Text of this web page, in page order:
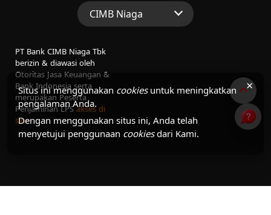
×
Situs ini menggunakan cookiesuntuk meningkatkan
pengalaman Anda.
Dengan menggunakan situs ini, Anda telah
menyetujui penggunaan cookiesdari Kami.
CIMB Niaga
Perbankan Konsumen
Perbankan Syariah
PT Bank CIMB Niaga Tbk
berizin & diawasi oleh
Otoritas Jasa Keuangan &
Bank Indonesia serta
merupakan Peserta
Penjaminan LPSakses di
sini